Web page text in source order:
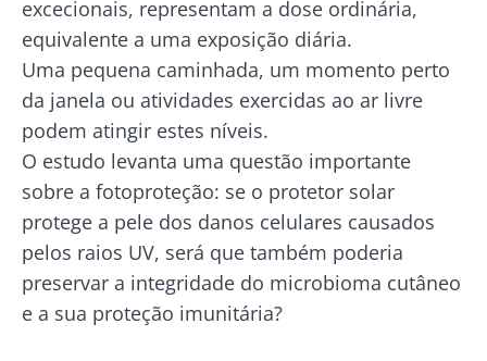
excecionais, representam a dose ordinária,
equivalente a uma exposição diária.
Uma pequena caminhada, um momento perto
da janela ou atividades exercidas ao ar livre
podem atingir estes níveis.
O estudo levanta uma questão importante
sobre a fotoproteção: se o protetor solar
protege a pele dos danos celulares causados
pelos raios UV, será que também poderia
preservar a integridade do microbioma cutâneo
e a sua proteção imunitária?
Ficar no site do Biocodex Microbiota Institute
informações sobre a Biocodex
Eu li e aceito ascondições gerais de utilização
e a política de privacidadedo Biocodex
Microbiota Institute.
* Campo obrigatório
BMI 20-35
Descubra
Kefir: um
aliado natural
da nossa
Ligeiramente
efervescente,
com um toque
ácido e
naturalmente
rico em
Os iogurtes,
os grandes
aliados do
microbioma
intestinal
Prefere
queijo
23/07/
e